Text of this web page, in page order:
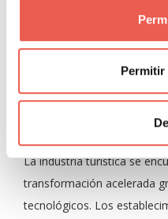
Permitir
Estrategias
optimizar la
La industria turística se
transformación acelerada
tecnológicos. Los